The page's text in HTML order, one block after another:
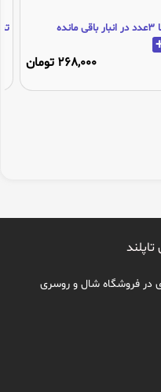
268,000 تومان
تنها 2عدد
در فروشگاه شال و روسری